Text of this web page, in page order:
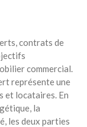
contrats de
commercial.
représente une
et locataires. En
la
les deux parties